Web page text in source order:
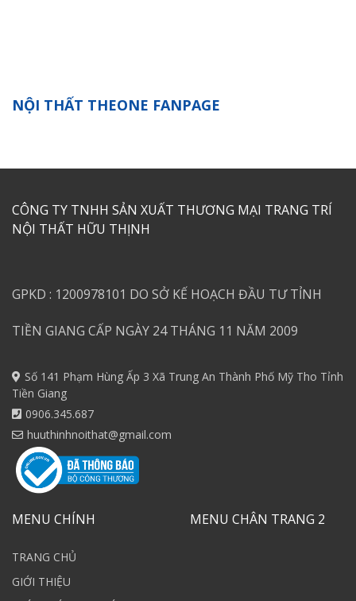
NỘI THẤT THEONE FANPAGE
CÔNG TY TNHH SẢN XUẤT THƯƠNG MẠI TRANG TRÍ
NỘI THẤT HỮU THỊNH
GPKD : 1200978101 DO SỞ KẾ HOẠCH ĐẦU TƯ TỈNH
TIỀN GIANG CẤP NGÀY 24 THÁNG 11 NĂM 2009
Số 141 Phạm Hùng Ấp 3 Xã Trung An Thành Phố Mỹ Tho Tỉnh
Tiền Giang
0906.345.687
huuthinhnoithat@gmail.com
MENU CHÍNH
TRANG CHỦ
GIỚI THIỆU
MENU CHÂN TRANG 2